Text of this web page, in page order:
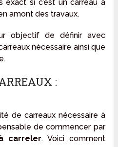
exact si c’est un carreau à
amont des travaux.
objectif de définir avec
nécessaire ainsi que
:
de carreaux nécessaire à
de commencer par
carreler. Voici comment